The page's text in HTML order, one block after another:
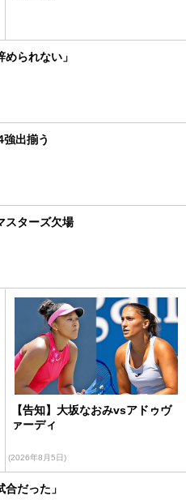
られない」
出揃う
スターズ欠場
【告知】大坂なおみvsアドゥヴ
ァーディ
(2026年8月5日)
だった」